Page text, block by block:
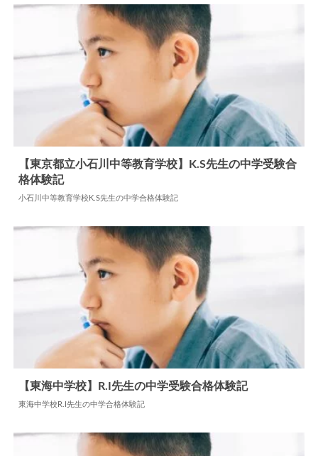
中学合格体験記
【東京都立小石川中等教育学校】K.S先生の中学受験合
格体験記
小石川中等教育学校K.S先生の中学合格体験記
【東海中学校】R.I先生の中学受験合格体験記
東海中学校R.I先生の中学合格体験記